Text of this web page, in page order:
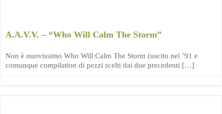
A.A.V.V. – “Who Will Calm The Storm”
Non è nuovissimo Who Will Calm The Storm (uscito nel ’91 e
comunque compilation di pezzi scelti dai due precedenti […]